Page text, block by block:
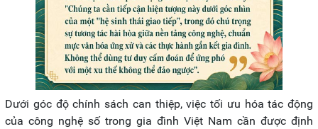
Dưới góc độ chính sách can thiệp, việc tối ưu hóa tác động
của công nghệ số trong gia đình Việt Nam cần được định